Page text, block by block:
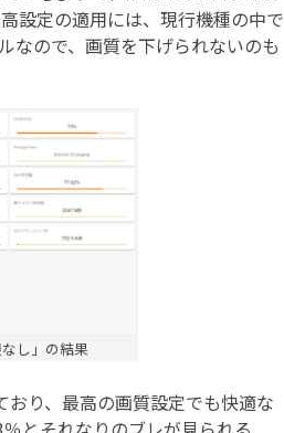
設定の適用には、現行機種の中で
なので、画質を下げられないのも
し」の結果
り、最高の画質設定でも快適な